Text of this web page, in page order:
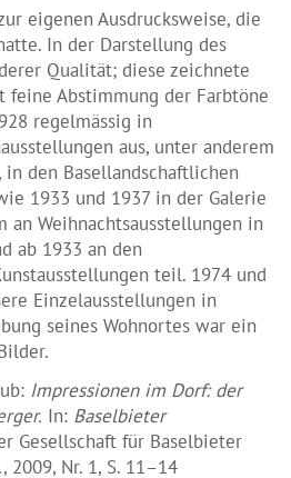
eigenen Ausdrucksweise, die
In der Darstellung des
Qualität; diese zeichnete
feine Abstimmung der Farbtöne
regelmässig in
aus, unter anderem
den Basellandschaftlichen
1933 und 1937 in der Galerie
an Weihnachtsausstellungen in
ab 1933 an den
teil. 1974 und
Einzelausstellungen in
seines Wohnortes war ein
Impressionen im Dorf: der
In: Baselbieter
Gesellschaft für Baselbieter
2009, Nr. 1, S. 11–14